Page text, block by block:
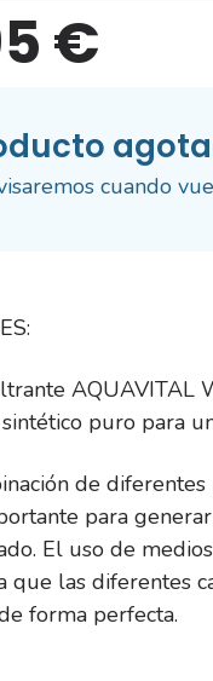
€
cuando
AQUAVITAL
puro para
de
para
El uso de
que las diferentes
forma perfecta.